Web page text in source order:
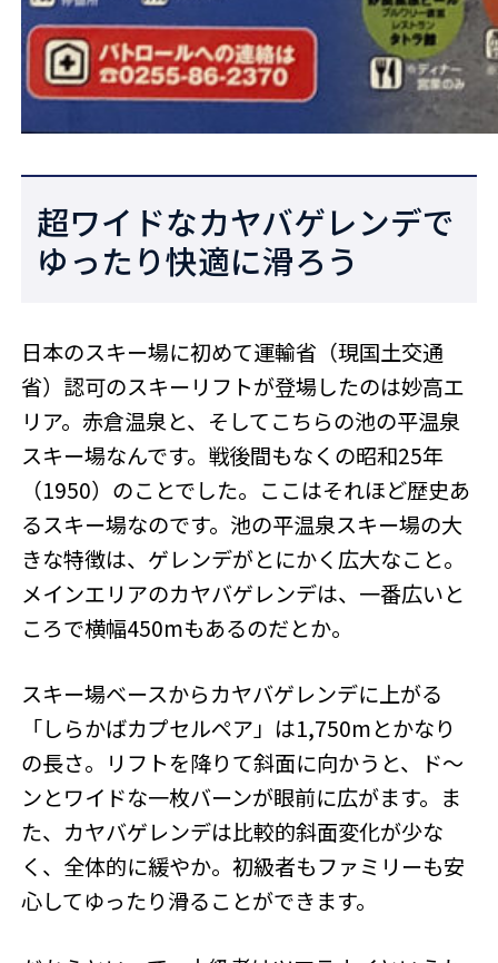
超ワイドなカヤバゲレンデで
ゆったり快適に滑ろう
日本のスキー場に初めて運輸省（現国土交通
省）認可のスキーリフトが登場したのは妙高エ
リア。赤倉温泉と、そしてこちらの池の平温泉
スキー場なんです。戦後間もなくの昭和25年
（1950）のことでした。ここはそれほど歴史あ
るスキー場なのです。池の平温泉スキー場の大
きな特徴は、ゲレンデがとにかく広大なこと。
メインエリアのカヤバゲレンデは、一番広いと
ころで横幅450mもあるのだとか。
スキー場ベースからカヤバゲレンデに上がる
「しらかばカプセルペア」は1,750mとかなり
の長さ。リフトを降りて斜面に向かうと、ド～
ンとワイドな一枚バーンが眼前に広がます。ま
た、カヤバゲレンデは比較的斜面変化が少な
く、全体的に緩やか。初級者もファミリーも安
心してゆったり滑ることができます。